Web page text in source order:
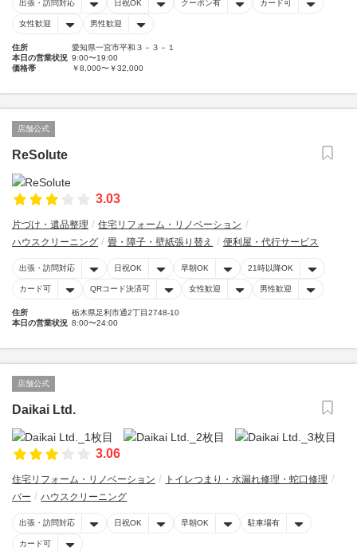
出張・訪問対応 日祝OK クーポン有 カード可
女性歓迎 男性歓迎
住所
愛知県一宮市平和３－３－１
本日の営業状況 9:00〜19:00
価格帯
￥8,000〜￥32,000
店舗公式
ReSolute
3.03
片づけ・遺品整理
住宅リフォーム・リノベーション
ハウスクリーニング
畳・障子・壁紙張り替え 便利屋・代行サービス
出張・訪問対応 日祝OK 早朝OK 21時以降OK
カード可 QRコード決済可 女性歓迎 男性歓迎
住所
栃木県足利市通2丁目2748-10
本日の営業状況 8:00〜24:00
店舗公式
Daikai Ltd.
3.06
住宅リフォーム・リノベーション
トイレつまり・水漏れ修理・蛇口修理
バー
ハウスクリーニング
出張・訪問対応 日祝OK 早朝OK 駐車場有
カード可